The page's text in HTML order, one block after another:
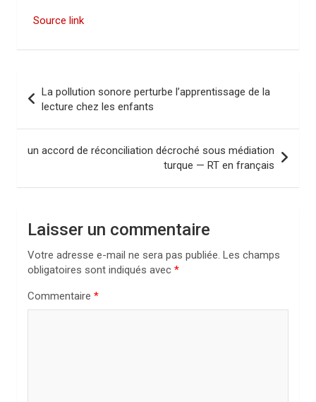
Source link
v
a
La pollution sonore perturbe l’apprentissage de la
lecture chez les enfants
un accord de réconciliation décroché sous médiation
turque — RT en français
Laisser un commentaire
Votre adresse e-mail ne sera pas publiée. Les champs
obligatoires sont indiqués avec *
Commentaire *